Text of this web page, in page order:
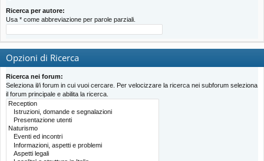
Ricerca per autore:
Usa * come abbreviazione per parole parziali.
Opzioni di Ricerca
Ricerca nei forum:
Seleziona il/i forum in cui vuoi cercare. Per velocizzare la ricerca nei subforum seleziona
il forum principale e abilita la ricerca.